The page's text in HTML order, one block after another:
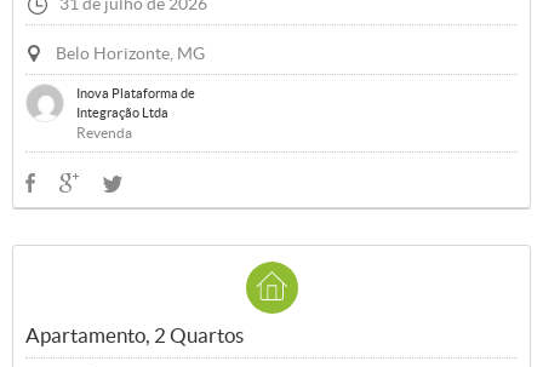
Belo Horizonte, MG
Inova Plataforma de
Integração Ltda
Revenda
Apartamento, 2 Quartos